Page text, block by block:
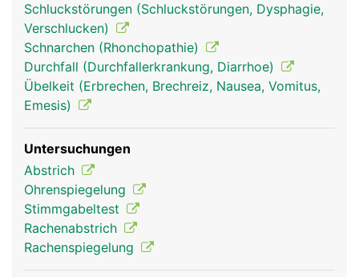
Schluckstörungen (Schluckstörungen, Dysphagie,
Verschlucken)
Schnarchen (Rhonchopathie)
Durchfall (Durchfallerkrankung, Diarrhoe)
Übelkeit (Erbrechen, Brechreiz, Nausea, Vomitus,
Emesis)
Untersuchungen
Abstrich
Ohrenspiegelung
Stimmgabeltest
Rachenabstrich
Rachenspiegelung